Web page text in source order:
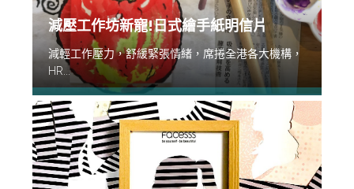
減壓工作坊新寵!日式繪手紙明信片
減輕工作壓力，舒緩緊張情緒，席捲全港各大機構，
HR...